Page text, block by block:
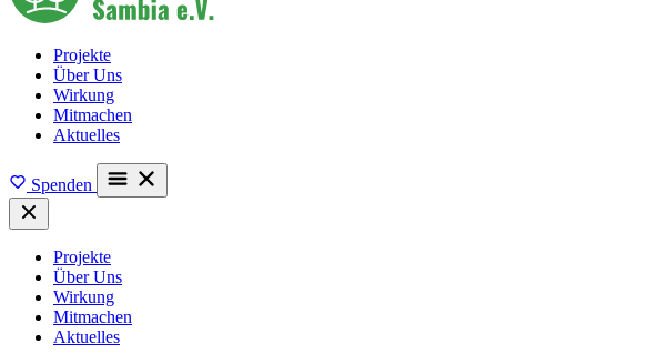
Projekte
Über Uns
Wirkung
Mitmachen
Aktuelles
Spenden
Projekte
Über Uns
Wirkung
Mitmachen
Aktuelles